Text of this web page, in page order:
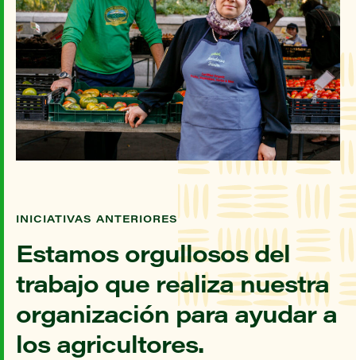
INICIATIVAS ANTERIORES
Estamos orgullosos del
trabajo que realiza nuestra
organización para ayudar a
los agricultores.